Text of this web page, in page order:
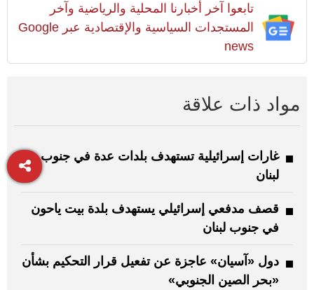
تابعوا آخر أخبارنا المحلية والرياضية وآخر
المستجدات السياسية والإقتصادية عبر Google
news
مواد ذات علاقة
غارات إسرائيلية تستهدف بلدات عدة في جنوب
لبنان
قصف مدفعي إسرائيلي يستهدف بلدة بيت ياحون
في جنوب لبنان
دول «آسيان» عاجزة عن تفعيل قرار التحكيم بشأن
«بحر الصين الجنوبي»